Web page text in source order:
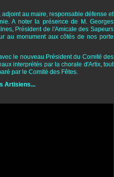
au maire, responsable défense et
A noter la présence de M. Georges
Président de l'Amicale des Sapeurs
au monument aux côtés de nos porte
le nouveau Président du Comité des
interprétés par la chorale d'Artix, tout
par le Comité des Fêtes.
Artisiens...